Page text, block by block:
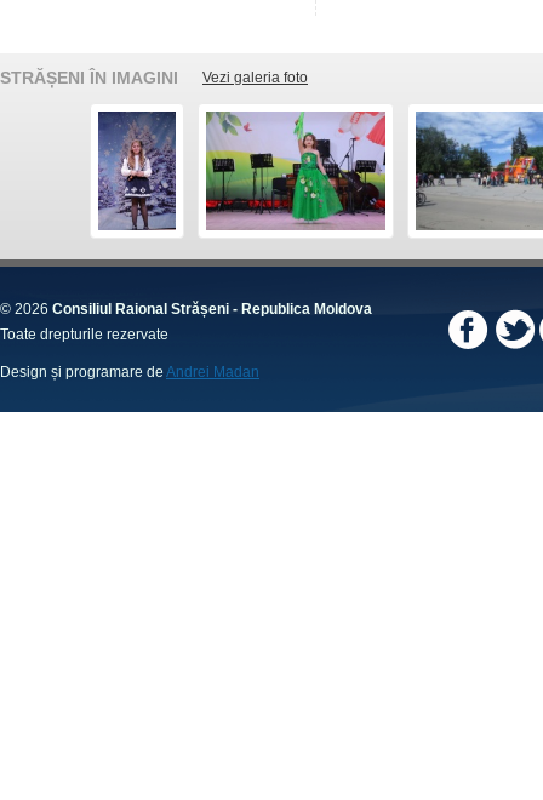
STRĂȘENI ÎN IMAGINI Vezi galeria foto
© 2026 Consiliul Raional Strășeni - Republica Moldova
Toate drepturile rezervate
Design și programare de Andrei Madan